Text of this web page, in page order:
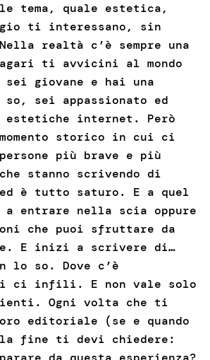
tema, quale estetica,
ti interessano, sin
realtà c’è sempre una
ti avvicini al mondo
giovane e hai una
sei appassionato ed
estetiche internet. Però
storico in cui ci
più brave e più
stanno scrivendo di
è tutto saturo. E a quel
a entrare nella scia oppure
che puoi sfruttare da
E inizi a scrivere di…
lo so. Dove c’è
ti ci infili. E non vale solo
Ogni volta che ti
editoriale (se e quando
fine ti devi chiedere: